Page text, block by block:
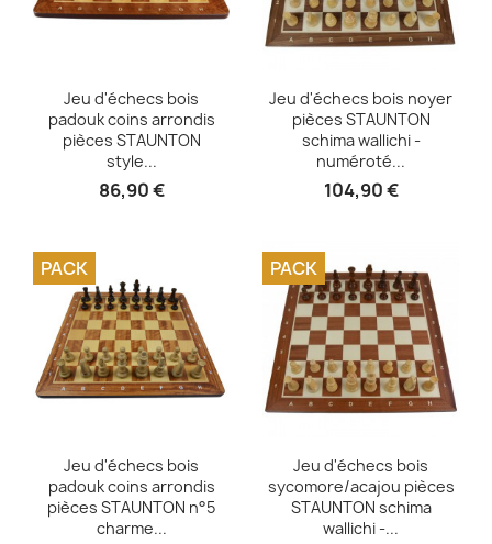
Aperçu rapide
Jeu d'échecs bois
padouk coins arrondis
pièces STAUNTON
style...
86,90 €
Aperçu rapide
Jeu d'échecs bois noyer
pièces STAUNTON
schima wallichi -
numéroté...
104,90 €
Aperçu rapide
Jeu d'échecs bois
padouk coins arrondis
pièces STAUNTON n°5
charme...
PACK
Aperçu rapide
Jeu d'échecs bois
sycomore/acajou pièces
STAUNTON schima
wallichi -...
PACK